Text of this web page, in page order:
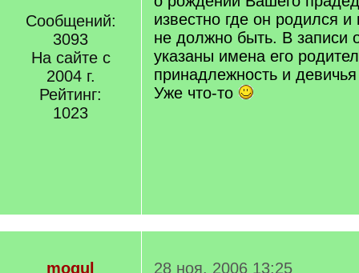
Сообщений:
3093
На сайте с
2004 г.
Рейтинг:
1023
известно где он родился и
не должно быть. В записи
указаны имена его
принадлежность и
Уже что-то
mogul 28 ноя. 2006 13:25